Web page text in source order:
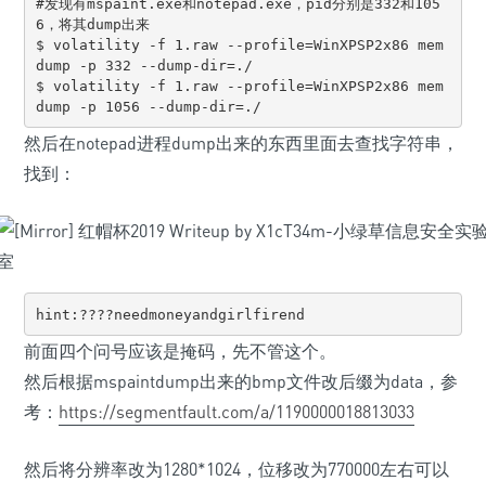
#发现有mspaint.exe和notepad.exe，pid分别是332和105
6，将其dump出来
$ volatility -f 1.raw --profile=WinXPSP2x86 mem
dump -p 332 --dump-dir=./
$ volatility -f 1.raw --profile=WinXPSP2x86 mem
dump -p 1056 --dump-dir=./
然后在notepad进程dump出来的东西里面去查找字符串，
找到：
hint:????needmoneyandgirlfirend
前面四个问号应该是掩码，先不管这个。
然后根据mspaintdump出来的bmp文件改后缀为data，参
考： https://segmentfault.com/a/1190000018813033
然后将分辨率改为1280*1024，位移改为770000左右可以